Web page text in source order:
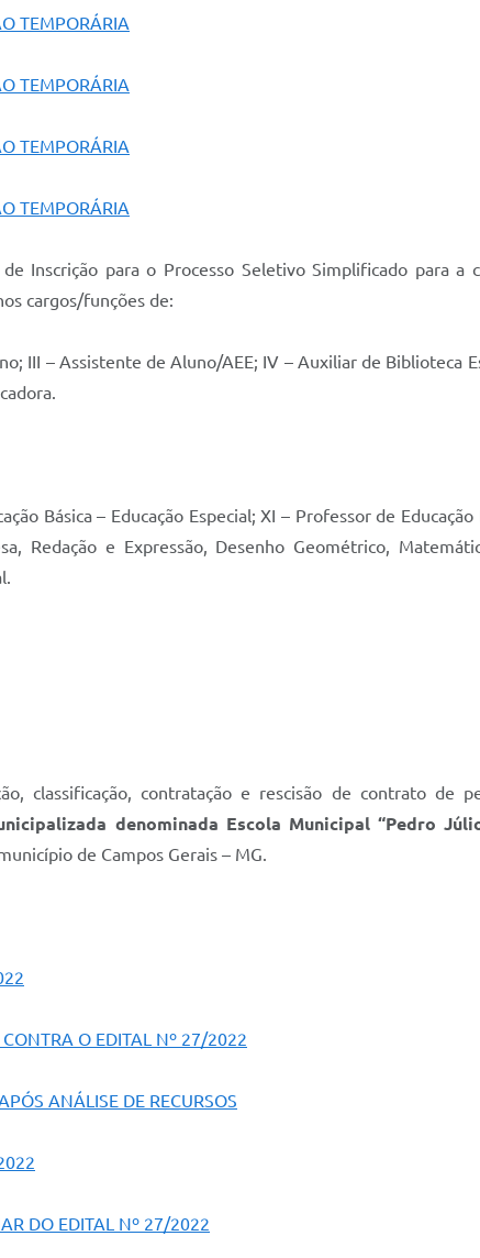
TEMPORÁRIA
TEMPORÁRIA
TEMPORÁRIA
TEMPORÁRIA
Inscrição para o Processo Seletivo Simplificado para a
cargos/funções de:
III – Assistente de Aluno/AEE; IV – Auxiliar de Biblioteca
Básica – Educação Especial; XI – Professor de
Redação e Expressão, Desenho Geométrico,
classificação, contratação e rescisão de contrato de
denominada Escola Municipal “Pedro
de Campos Gerais – MG.
O EDITAL Nº 27/2022
ANÁLISE DE RECURSOS
DO EDITAL Nº 27/2022